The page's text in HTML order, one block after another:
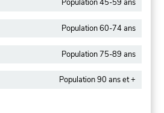
Population 45-59 ans
Population 60-74 ans
Population 75-89 ans
Population 90 ans et +